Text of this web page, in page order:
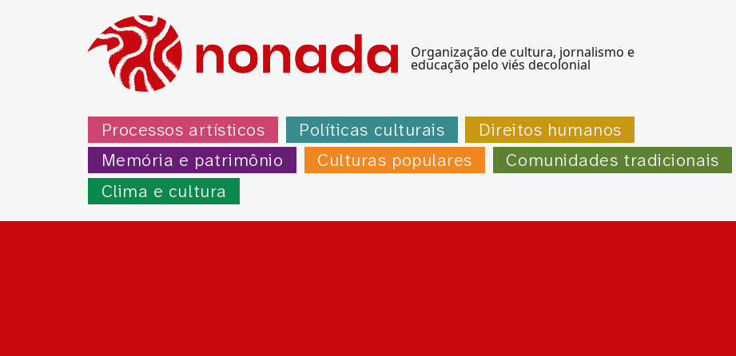
Organização de cultura, jornalismo e
educação pelo viés decolonial
Processos artísticos Políticas culturais
Direitos humanos
Memória e patrimônio
Culturas populares
Comunidades tradicionais
Clima e cultura